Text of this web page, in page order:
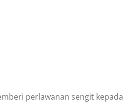
perlawanan sengit kepada